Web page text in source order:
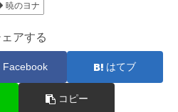
暁のヨナ
ェアする
Facebook はてブ
コピー